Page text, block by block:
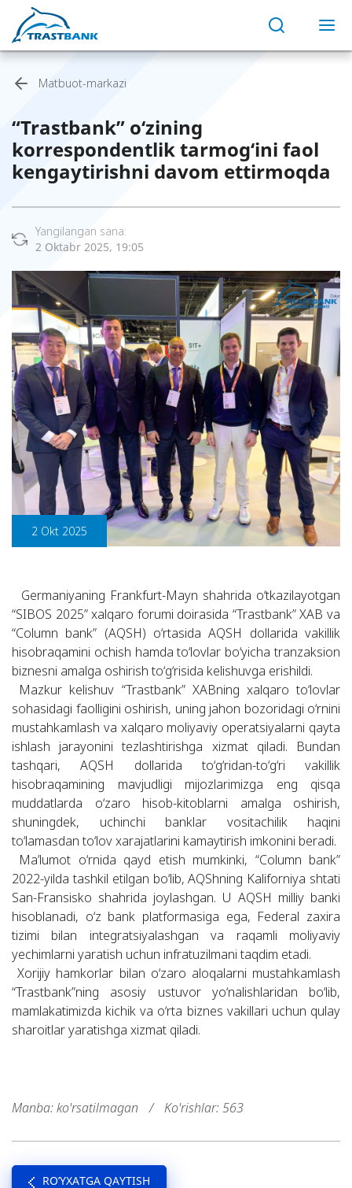
Matbuot-markazi
“Trastbank” o‘zining
korrespondentlik tarmog‘ini faol
kengaytirishni davom ettirmoqda
Yangilangan sana:
2 Oktabr 2025, 19:05
2 Okt 2025
Germaniyaning Frankfurt-Mayn shahrida o‘tkazilayotgan
“SIBOS 2025” xalqaro forumi doirasida “Trastbank” XAB va
“Column bank” (AQSH) o‘rtasida AQSH dollarida vakillik
hisobraqamini ochish hamda to‘lovlar bo‘yicha tranzaksion
biznesni amalga oshirish to‘g‘risida kelishuvga erishildi.
Mazkur kelishuv “Trastbank” XABning xalqaro to‘lovlar
sohasidagi faolligini oshirish, uning jahon bozoridagi o‘rnini
mustahkamlash va xalqaro moliyaviy operatsiyalarni qayta
ishlash jarayonini tezlashtirishga xizmat qiladi. Bundan
tashqari, AQSH dollarida to‘g‘ridan-to‘g‘ri vakillik
hisobraqamining mavjudligi mijozlarimizga eng qisqa
muddatlarda o‘zaro hisob-kitoblarni amalga oshirish,
shuningdek, uchinchi banklar vositachilik haqini
to‘lamasdan to‘lov xarajatlarini kamaytirish imkonini beradi.
Ma’lumot o‘rnida qayd etish mumkinki, “Column bank”
2022-yilda tashkil etilgan bo‘lib, AQShning Kaliforniya shtati
San-Fransisko shahrida joylashgan. U AQSH milliy banki
hisoblanadi, o‘z bank platformasiga ega, Federal zaxira
tizimi bilan integratsiyalashgan va raqamli moliyaviy
yechimlarni yaratish uchun infratuzilmani taqdim etadi.
Xorijiy hamkorlar bilan o‘zaro aloqalarni mustahkamlash
“Trastbank”ning asosiy ustuvor yo‘nalishlaridan bo‘lib,
mamlakatimizda kichik va o‘rta biznes vakillari uchun qulay
sharoitlar yaratishga xizmat qiladi.
Manba: ko'rsatilmagan / Ko'rishlar: 563
RO’YXATGA QAYTISH